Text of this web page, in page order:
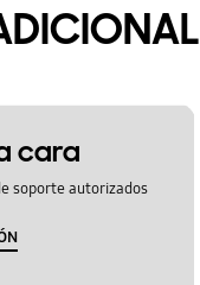
cara
soporte autorizados